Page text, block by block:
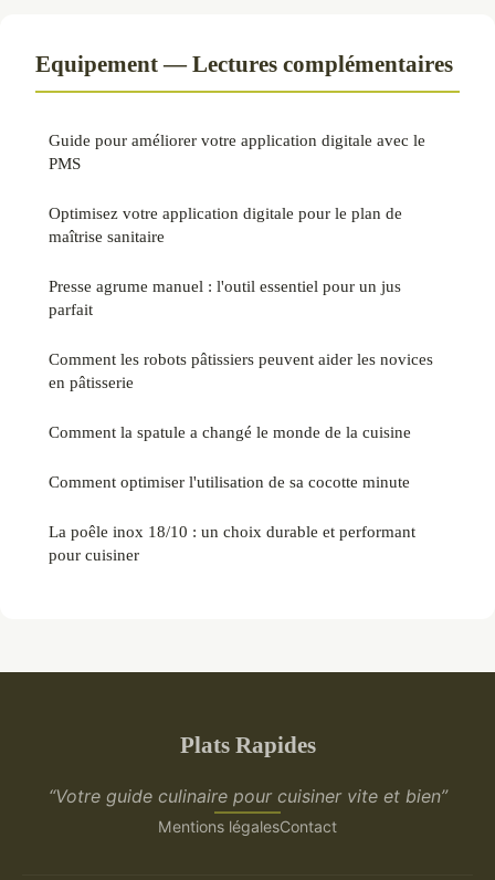
Equipement — Lectures complémentaires
Guide pour améliorer votre application digitale avec le
PMS
Optimisez votre application digitale pour le plan de
maîtrise sanitaire
Presse agrume manuel : l'outil essentiel pour un jus
parfait
Comment les robots pâtissiers peuvent aider les novices
en pâtisserie
Comment la spatule a changé le monde de la cuisine
Comment optimiser l'utilisation de sa cocotte minute
La poêle inox 18/10 : un choix durable et performant
pour cuisiner
Plats Rapides
“Votre guide culinaire pour cuisiner vite et bien”
Mentions légalesContact